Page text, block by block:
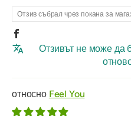
Отзив събрал чрез покана за
Отзивът не може да
Feel You